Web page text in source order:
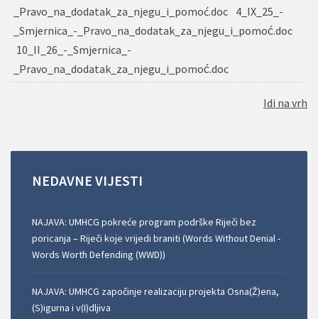
_Pravo_na_dodatak_za_njegu_i_pomoć.doc 4_IX_25_-
_Smjernica_-_Pravo_na_dodatak_za_njegu_i_pomoć.doc
10_II_26_-_Smjernica_-
_Pravo_na_dodatak_za_njegu_i_pomoć.doc
Idi na vrh
NEDAVNE VIJESTI
NAJAVA: UMHCG pokreće program podrške Riječi bez
poricanja – Riječi koje vrijedi braniti (Words Without Denial -
Words Worth Defending (WWD))
NAJAVA: UMHCG započinje realizaciju projekta Osna(Ž)ena,
(S)igurna i v(I)dljiva